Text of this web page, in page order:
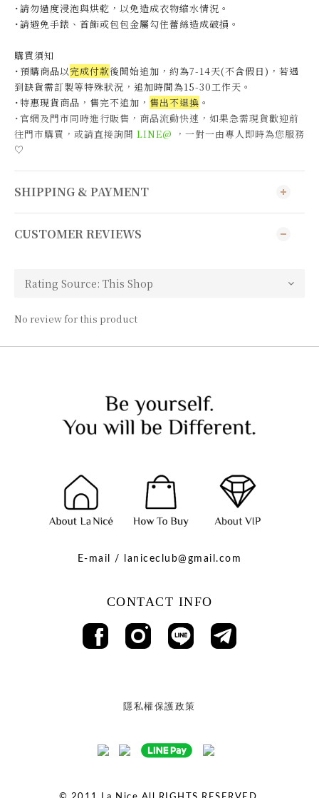
˙請勿過度浸泡與烘乾，以免造成衣物縮水情況。
˙請避免手錶、首飾或包包金屬勾住蕾絲造成破損。
購買須知
˙預購商品以完成付款後開始追加，約為7-14天(不含假日)， 若遇
到缺貨需訂製等特殊狀況，追加時間為15-30工作天 。
˙特惠現貨商品，售完不追加， 售出不退換 。
˙官網及門市同時進行販售，商品流動快速，如果急需現貨歡迎前
往門市購買，或請直接詢問 LINE@ ，一對一由專人即時為您服務
♡
SHIPPING & PAYMENT
CUSTOMER REVIEWS
No review for this product
E-mail / laniceclub@gmail.com
CONTACT INFO
隱私權保護政策